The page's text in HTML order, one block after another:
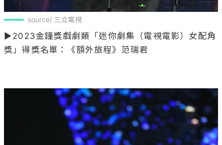
source/ 三立電視
▶2023金鐘獎戲劇類「迷你劇集（電視電影）女配角
獎」得獎名單：《額外旅程》范瑞君